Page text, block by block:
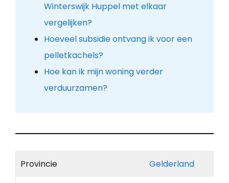
Winterswijk Huppel met elkaar
vergelijken?
Hoeveel subsidie ontvang ik voor een
pelletkachels?
Hoe kan ik mijn woning verder
verduurzamen?
Provincie Gelderland